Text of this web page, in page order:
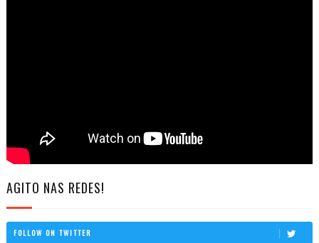
AGITO NAS REDES!
FOLLOW ON TWITTER